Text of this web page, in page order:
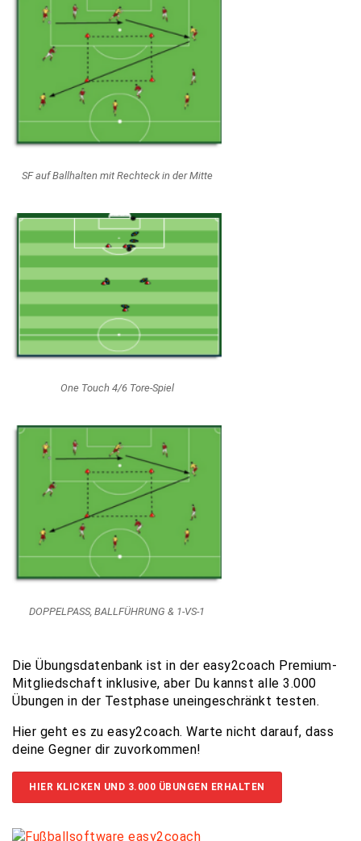
SF auf Ballhalten mit Rechteck in der Mitte
One Touch 4/6 Tore-Spiel
DOPPELPASS, BALLFÜHRUNG & 1-VS-1
Die Übungsdatenbank ist in der easy2coach Premium-
Mitgliedschaft inklusive, aber Du kannst alle 3.000
Übungen in der Testphase uneingeschränkt testen.
Hier geht es zu easy2coach. Warte nicht darauf, dass
deine Gegner dir zuvorkommen!
HIER KLICKEN UND 3.000 ÜBUNGEN ERHALTEN